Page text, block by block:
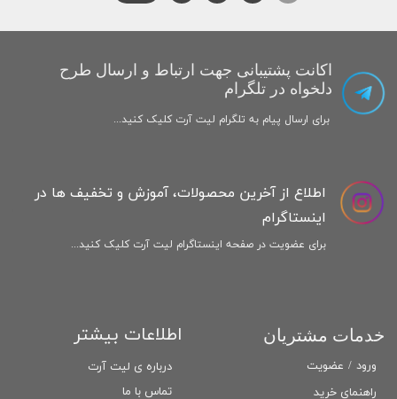
راهنمای خرید
خدمات مشتریان
اکانت پشتیبانی جهت ارتباط و ارسال طرح
دلخواه در تلگرام
برای ارسال پیام به تلگرام لیت آرت کلیک کنید...
اطلاعات بیشتر
درباره ی لیت آرت
تماس با ما
اطلاع از آخرین محصولات، آموزش و تخفیف ها در
اینستاگرام
برای عضویت در صفحه اینستاگرام لیت آرت کلیک کنید...
ورود / عضویت